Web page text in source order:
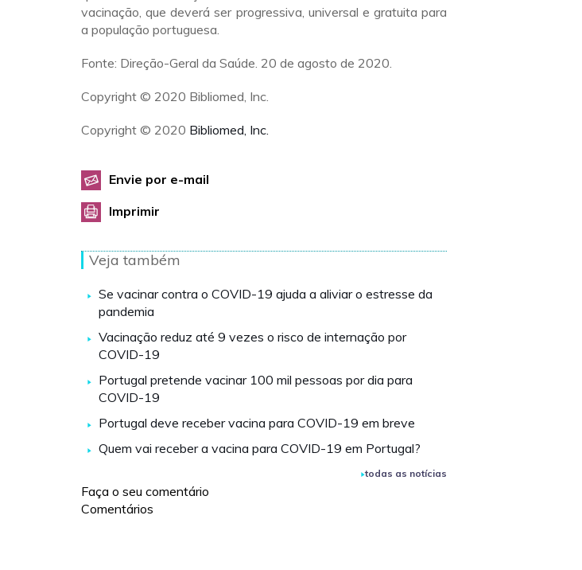
vacinação, que deverá ser progressiva, universal e gratuita para
a população portuguesa.
Fonte: Direção-Geral da Saúde. 20 de agosto de 2020.
Copyright © 2020 Bibliomed, Inc.
Copyright © 2020 Bibliomed, Inc.
Envie por e-mail
Imprimir
Veja também
Se vacinar contra o COVID-19 ajuda a aliviar o estresse da
pandemia
Vacinação reduz até 9 vezes o risco de internação por
COVID-19
Portugal pretende vacinar 100 mil pessoas por dia para
COVID-19
Portugal deve receber vacina para COVID-19 em breve
Quem vai receber a vacina para COVID-19 em Portugal?
todas as notícias
Faça o seu comentário
Comentários